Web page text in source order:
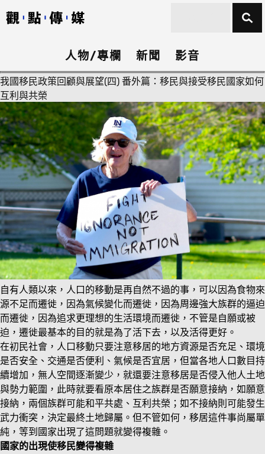
人物/專欄 新聞 影音
我國移民政策回顧與展望(四) 番外篇：移民與接受移民國家如何
互利與共榮
自有人類以來，人口的移動是再自然不過的事，可以因為食物來
源不足而遷徙，因為氣候變化而遷徙，因為周邊強大族群的逼迫
而遷徙，因為追求更理想的生活環境而遷徙，不管是自願或被
迫，遷徙最基本的目的就是為了活下去，以及活得更好。
在初民社會，人口移動只要注意移居的地方資源是否充足、環境
是否安全、交通是否便利、氣候是否宜居，但當各地人口數目持
續增加，無人空間逐漸變少，就還要注意移居是否侵入他人土地
與勢力範圍，此時就要看原本居住之族群是否願意接納，如願意
接納，兩個族群可能和平共處、互利共榮；如不接納則可能發生
武力衝突，決定最終土地歸屬。但不管如何，移居這件事尚屬單
純，等到國家出現了這問題就變得複雜。
國家的出現使移民變得複雜